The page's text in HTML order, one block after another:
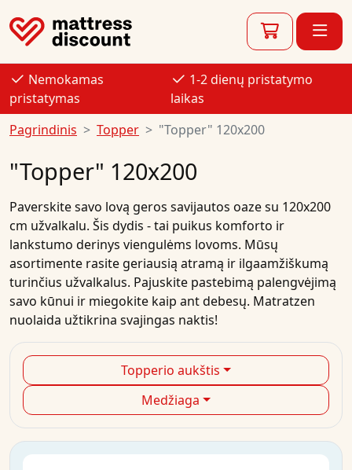
Nemokamas
pristatymas
1-2 dienų pristatymo
laikas
Pagrindinis
Topper "Topper" 120x200
"Topper" 120x200
Paverskite savo lovą geros savijautos oaze su 120x200
cm užvalkalu. Šis dydis - tai puikus komforto ir
lankstumo derinys viengulėms lovoms. Mūsų
asortimente rasite geriausią atramą ir ilgaamžiškumą
turinčius užvalkalus. Pajuskite pastebimą palengvėjimą
savo kūnui ir miegokite kaip ant debesų. Matratzen
nuolaida užtikrina svajingas naktis!
Topperio aukštis
Medžiaga